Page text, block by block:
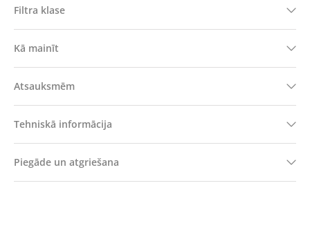
Filtra klase
Kā mainīt
Atsauksmēm
Tehniskā informācija
Piegāde un atgriešana